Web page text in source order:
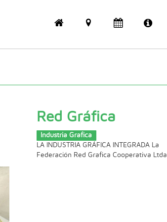
Red Gráfica
Industria Grafica
LA INDUSTRIA GRÁFICA INTEGRADA La
Federación Red Grafica Cooperativa Ltda.